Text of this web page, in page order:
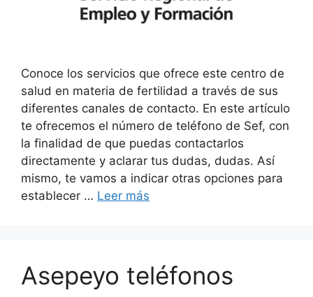
Conoce los servicios que ofrece este centro de
salud en materia de fertilidad a través de sus
diferentes canales de contacto. En este artículo
te ofrecemos el número de teléfono de Sef, con
la finalidad de que puedas contactarlos
directamente y aclarar tus dudas, dudas. Así
mismo, te vamos a indicar otras opciones para
establecer … Leer más
Asepeyo teléfonos